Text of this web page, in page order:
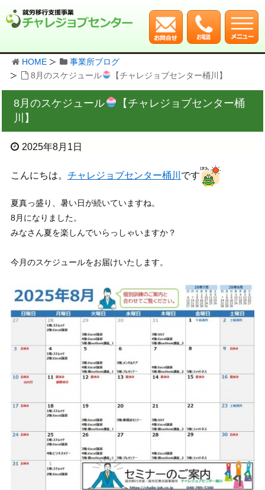
HOME
事業所ブログ
8月のスケジュール
【チャレジョブセンター桶川】
8月のスケジュール
【チャレジョブセンター桶
川】
2025年8月1日
こんにちは。 チャレジョブセンター桶川 です
夏真っ盛り、暑い日が続いていますね。
8月になりました。
みなさん夏を楽しんでいらっしゃいますか？
今月のスケジュールをお届けいたします。